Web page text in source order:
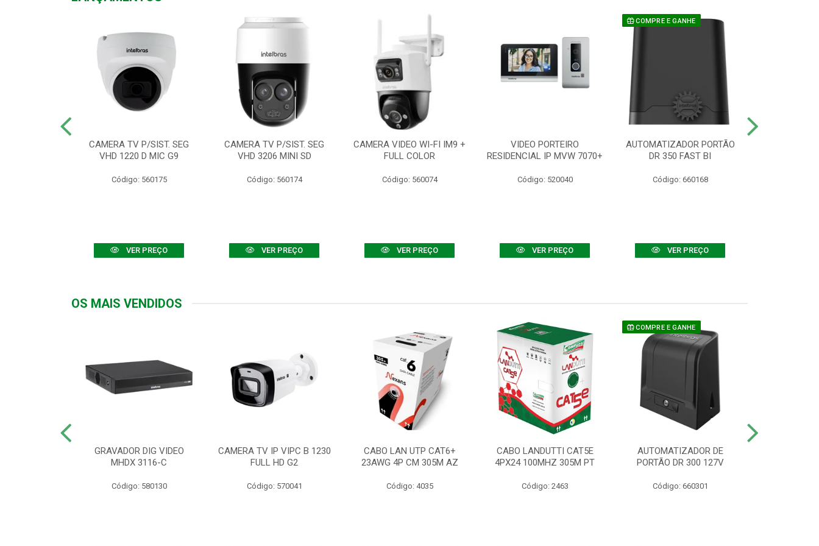
CAMERA TV P/SIST. SEG
VHD 1220 D MIC G9
Código: 560175
VER PREÇO
CAMERA TV P/SIST. SEG
VHD 3206 MINI SD
Código: 560174
VER PREÇO
CAMERA VIDEO WI-FI IM9 +
FULL COLOR
Código: 560074
VER PREÇO
VIDEO PORTEIRO
RESIDENCIAL IP MVW 7070+
Código: 520040
VER PREÇO
COMPRE E GANHE
AUTOMATIZADOR PORTÃO
DR 350 FAST BI
Código: 660168
VER PREÇO
OS MAIS VENDIDOS
GRAVADOR DIG VIDEO
MHDX 3116-C
Código: 580130
CAMERA TV IP VIPC B 1230
FULL HD G2
Código: 570041
CABO LAN UTP CAT6+
23AWG 4P CM 305M AZ
Código: 4035
CABO LANDUTTI CAT5E
4PX24 100MHZ 305M PT
Código: 2463
COMPRE E GANHE
AUTOMATIZADOR DE
PORTÃO DR 300 127V
Código: 660301